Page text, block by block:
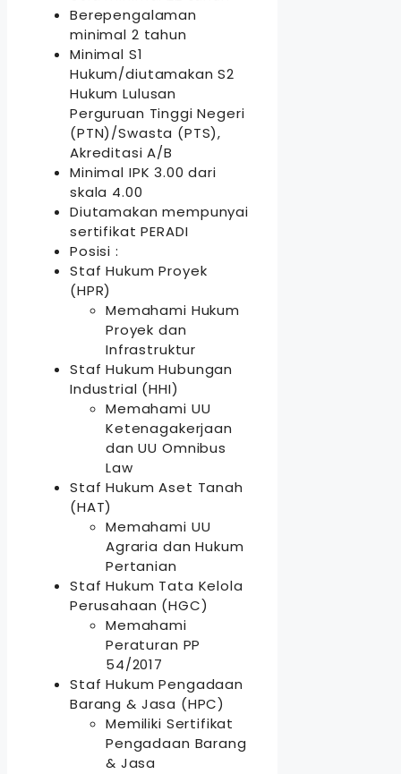
Berepengalaman
minimal 2 tahun
Minimal S1
Hukum/diutamakan S2
Hukum Lulusan
Perguruan Tinggi Negeri
(PTN)/Swasta (PTS),
Akreditasi A/B
Minimal IPK 3.00 dari
skala 4.00
Diutamakan mempunyai
sertifikat PERADI
Posisi :
Staf Hukum Proyek
(HPR)
Memahami Hukum
Proyek dan
Infrastruktur
Staf Hukum Hubungan
Industrial (HHI)
Memahami UU
Ketenagakerjaan
dan UU Omnibus
Law
Staf Hukum Aset Tanah
(HAT)
Memahami UU
Agraria dan Hukum
Pertanian
Staf Hukum Tata Kelola
Perusahaan (HGC)
Memahami
Peraturan PP
54/2017
Staf Hukum Pengadaan
Barang & Jasa (HPC)
Memiliki Sertifikat
Pengadaan Barang
& Jasa